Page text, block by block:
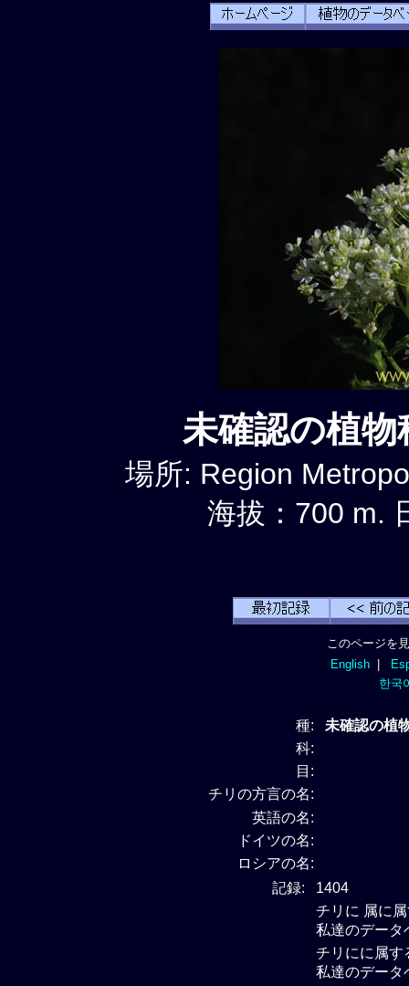
未確認の植
場所: Region
海拔：700 m.
このページを
English|
한국
種:
未確認の植
科:
目:
チリの方言の名:
英語の名:
ドイツの名:
ロシアの名:
記録:
1404
チリに 属に
私達のデータ
チリにに属す
私達のデータ